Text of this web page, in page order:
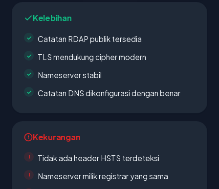
Kelebihan
Catatan RDAP publik tersedia
TLS mendukung cipher modern
Nameserver stabil
Catatan DNS dikonfigurasi dengan benar
Kekurangan
Tidak ada header HSTS terdeteksi
Nameserver milik registrar yang sama